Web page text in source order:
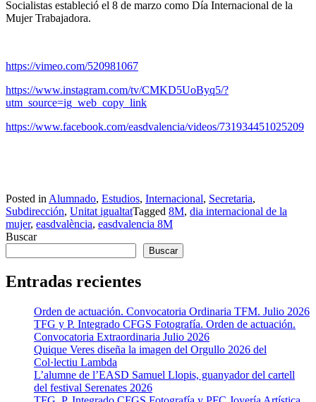
Socialistas estableció el 8 de marzo como Día Internacional de la
Mujer Trabajadora.
https://vimeo.com/520981067
https://www.instagram.com/tv/CMKD5UoByq5/?
utm_source=ig_web_copy_link
https://www.facebook.com/easdvalencia/videos/731934451025209
Posted in Alumnado, Estudios, Internacional, Secretaria,
Subdirección, Unitat igualtatTagged 8M, dia internacional de la
mujer, easdvalència, easdvalencia 8M
Buscar
Buscar
Entradas recientes
Orden de actuación. Convocatoria Ordinaria TFM. Julio 2026
TFG y P. Integrado CFGS Fotografía. Orden de actuación.
Convocatoria Extraordinaria Julio 2026
Quique Veres diseña la imagen del Orgullo 2026 del
Col·lectiu Lambda
L’alumne de l’EASD Samuel Llopis, guanyador del cartell
del festival Serenates 2026